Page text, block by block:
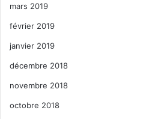
mars 2019
février 2019
janvier 2019
décembre 2018
novembre 2018
octobre 2018